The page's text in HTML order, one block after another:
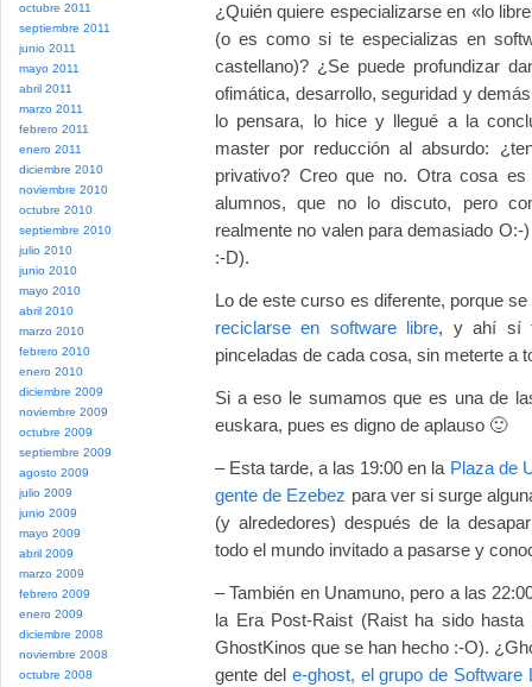
octubre 2011
septiembre 2011
junio 2011
mayo 2011
abril 2011
marzo 2011
febrero 2011
enero 2011
diciembre 2010
noviembre 2010
octubre 2010
septiembre 2010
julio 2010
junio 2010
mayo 2010
abril 2010
marzo 2010
febrero 2010
enero 2010
diciembre 2009
noviembre 2009
octubre 2009
septiembre 2009
agosto 2009
julio 2009
junio 2009
mayo 2009
abril 2009
marzo 2009
febrero 2009
enero 2009
diciembre 2008
noviembre 2008
octubre 2008
¿Quién quiere especializarse en «lo
(o es como si te especializas en
castellano)? ¿Se puede profundizar
ofimática, desarrollo, seguridad y
lo pensara, lo hice y llegué a la
master por reducción al absurdo:
privativo? Creo que no. Otra cosa
alumnos, que no lo discuto, pero
realmente no valen para demasiado
:-D).
Lo de este curso es diferente, porque
reciclarse en software libre, y ahí sí
pinceladas de cada cosa, sin meterte a
Si a eso le sumamos que es una de
euskara, pues es digno de aplauso 🙂
– Esta tarde, a las 19:00 en la Plaza de
gente de Ezebez para ver si surge
(y alrededores) después de la
todo el mundo invitado a pasarse y
– También en Unamuno, pero a las
la Era Post-Raist (Raist ha sido
GhostKinos que se han hecho :-O).
gente del e-ghost, el grupo de